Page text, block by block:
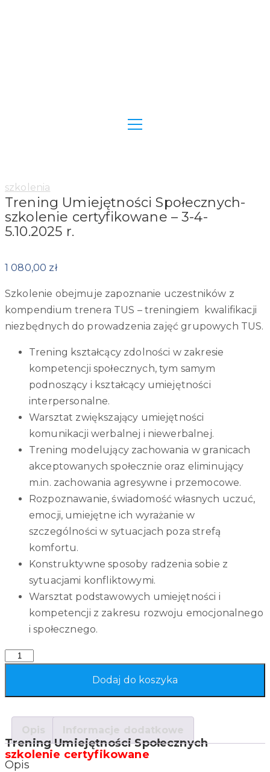
Category:
szkolenia
Trening Umiejętności Społecznych-
szkolenie certyfikowane – 3-4-
5.10.2025 r.
1 080,00 zł
Szkolenie obejmuje zapoznanie uczestników z
kompendium trenera TUS – treningiem kwalifikacji
niezbędnych do prowadzenia zajęć grupowych TUS.
Trening kształcący zdolności w zakresie
kompetencji społecznych, tym samym
podnoszący i kształcący umiejętności
interpersonalne.
Warsztat zwiększający umiejętności
komunikacji werbalnej i niewerbalnej.
Trening modelujący zachowania w granicach
akceptowanych społecznie oraz eliminujący
m.in. zachowania agresywne i przemocowe.
Rozpoznawanie, świadomość własnych uczuć,
emocji, umiejętne ich wyrażanie w
szczególności w sytuacjach poza strefą
komfortu.
Konstruktywne sposoby radzenia sobie z
sytuacjami konfliktowymi.
Warsztat podstawowych umiejętności i
kompetencji z zakresu rozwoju emocjonalnego
i społecznego.
Quantity
Dodaj do koszyka
Opis Informacje dodatkowe
Opis
Trening Umiejętności Społecznych
szkolenie certyfikowane